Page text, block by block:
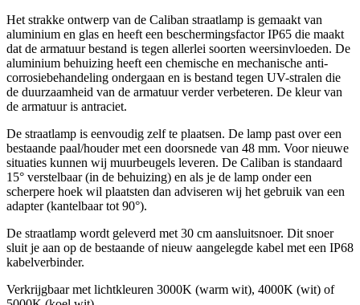
Het strakke ontwerp van de Caliban straatlamp is gemaakt van
aluminium en glas en heeft een beschermingsfactor IP65 die maakt
dat de armatuur bestand is tegen allerlei soorten weersinvloeden. De
aluminium behuizing heeft een chemische en mechanische anti-
corrosiebehandeling ondergaan en is bestand tegen UV-stralen die
de duurzaamheid van de armatuur verder verbeteren. De kleur van
de armatuur is antraciet.
De straatlamp is eenvoudig zelf te plaatsen. De lamp past over een
bestaande paal/houder met een doorsnede van 48 mm. Voor nieuwe
situaties kunnen wij muurbeugels leveren. De Caliban is standaard
15° verstelbaar (in de behuizing) en als je de lamp onder een
scherpere hoek wil plaatsten dan adviseren wij het gebruik van een
adapter (kantelbaar tot 90°).
De straatlamp wordt geleverd met 30 cm aansluitsnoer. Dit snoer
sluit je aan op de bestaande of nieuw aangelegde kabel met een IP68
kabelverbinder.
Verkrijgbaar met lichtkleuren 3000K (warm wit), 4000K (wit) of